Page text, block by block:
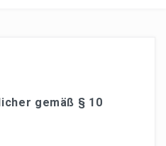
gemäß § 10